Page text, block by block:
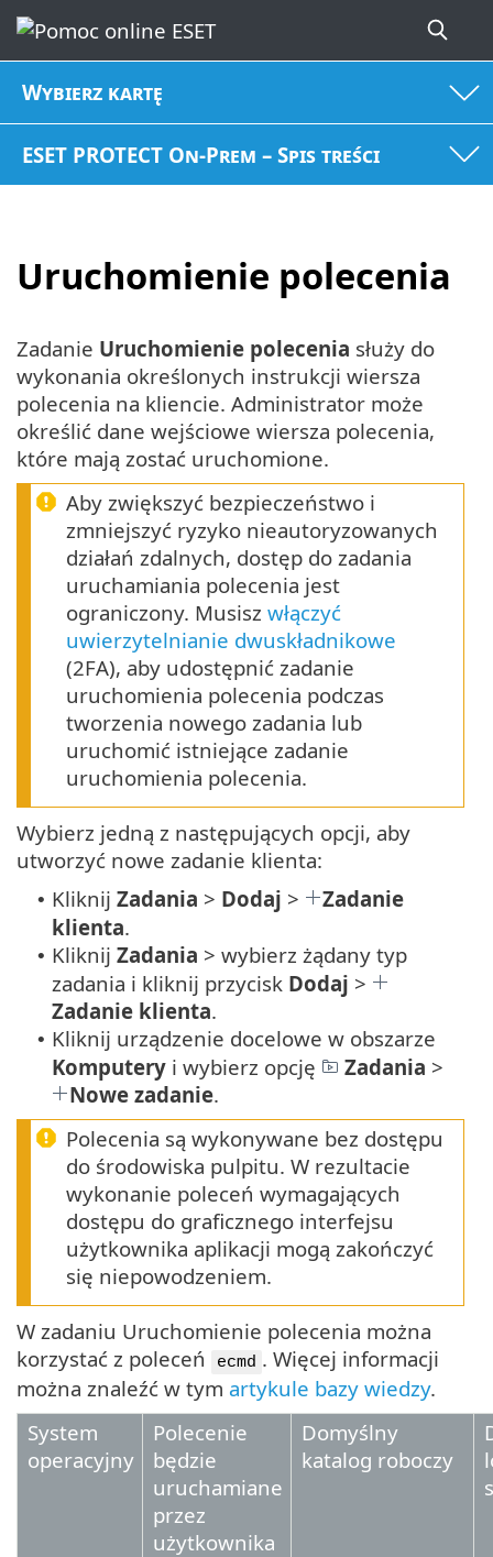
Wybierz kartę
ESET PROTECT On-Prem – Spis treści
Uruchomienie polecenia
Zadanie Uruchomienie polecenia służy do
wykonania określonych instrukcji wiersza
polecenia na kliencie. Administrator może
określić dane wejściowe wiersza polecenia,
które mają zostać uruchomione.
Aby zwiększyć bezpieczeństwo i
zmniejszyć ryzyko nieautoryzowanych
działań zdalnych, dostęp do zadania
uruchamiania polecenia jest
ograniczony. Musisz włączyć
uwierzytelnianie dwuskładnikowe
(2FA), aby udostępnić zadanie
uruchomienia polecenia podczas
tworzenia nowego zadania lub
uruchomić istniejące zadanie
uruchomienia polecenia.
Wybierz jedną z następujących opcji, aby
utworzyć nowe zadanie klienta:
• Kliknij Zadania > Dodaj >
Zadanie
klienta.
• Kliknij Zadania > wybierz żądany typ
zadania i kliknij przycisk Dodaj >
Zadanie klienta.
• Kliknij urządzenie docelowe w obszarze
Komputery i wybierz opcję Zadania >
Nowe zadanie.
Polecenia są wykonywane bez dostępu
do środowiska pulpitu. W rezultacie
wykonanie poleceń wymagających
dostępu do graficznego interfejsu
użytkownika aplikacji mogą zakończyć
się niepowodzeniem.
W zadaniu Uruchomienie polecenia można
korzystać z poleceń
ecmd . Więcej informacji
można znaleźć w tym artykule bazy wiedzy.
System
operacyjny
Polecenie
będzie
uruchamiane
przez
użytkownika
Domyślny
katalog roboczy